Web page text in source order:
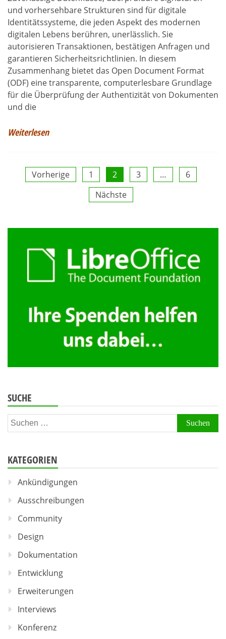
und vorhersehbare Strukturen sind für digitale
Identitätssysteme, die jeden Aspekt des modernen
digitalen Lebens berühren, unerlässlich. Sie
autorisieren Transaktionen, bestätigen Anfragen und
garantieren Sicherheitsrichtlinien. In diesem
Zusammenhang bietet das Open Document Format
(ODF) eine transparente, computerlesbare Grundlage
für die Überprüfung der Authentizität von Dokumenten
und die
Weiterlesen
Seitennummerierung
Beiträge
Vorherige 1 2 3 …
6
Nächste
SUCHE
Suchen
nach:
KATEGORIEN
Ankündigungen
Ausschreibungen
Community
Design
Dokumentation
Entwicklung
Erweiterungen
Interviews
Konferenz